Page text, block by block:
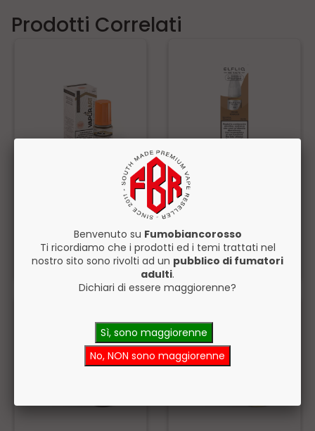
Prodotti Correlati
Disponibile
6,50€ ACQUISTA
Elfliq Cream Tobacco
Liquido Pronto 10ml Nic
Salt
7,00€ ACQUISTA
Benvenuto su Fumobiancorosso
Ti ricordiamo che i prodotti ed i temi trattati nel
nostro sito sono rivolti ad un pubblico di fumatori
adulti.
Dichiari di essere maggiorenne?
Sì, sono maggiorenne
No, NON sono maggiorenne